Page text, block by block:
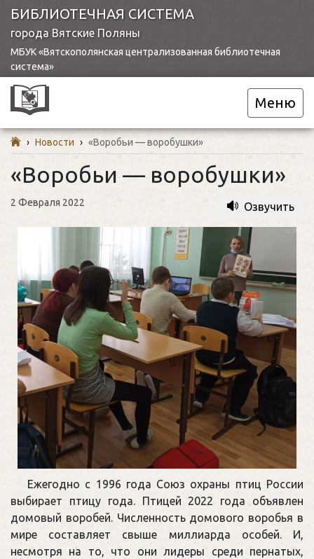
БИБЛИОТЕЧНАЯ СИСТЕМА
города Вятские Поляны
МБУК «Вятскополянская централизованная библиотечная
система»
Меню
› Новости › «Воробьи — воробушки»
«Воробьи — воробушки»
2 Февраля 2022 Озвучить
Ежегодно с 1996 года Союз охраны птиц России
выбирает птицу года. Птицей 2022 года объявлен
домовый воробей. Численность домового воробья в
мире составляет свыше миллиарда особей. И,
несмотря на то, что они лидеры среди пернатых,